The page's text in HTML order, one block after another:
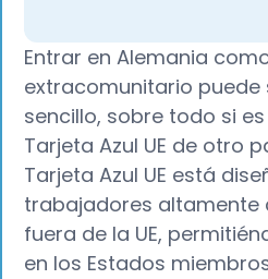
Entrar en Alemania
extracomunitario puede
sencillo, sobre todo si
Tarjeta Azul UE de otro
Tarjeta Azul UE está
trabajadores altamente
fuera de la UE,
en los Estados